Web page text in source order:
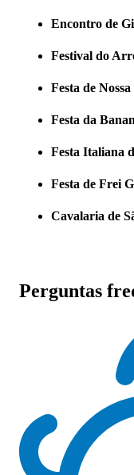
Encontro de
Festival do
Festa de
Festa da
Festa Italiana
Festa de Frei
Cavalaria de
Perguntas